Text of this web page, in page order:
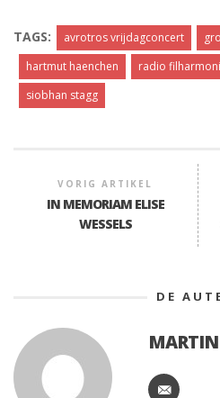
TAGS: avrotros vrijdagconcert
hartmut haenchen
radio
siobhan stagg
VORIG ARTIKEL
IN MEMORIAM ELISE
WESSELS
DE